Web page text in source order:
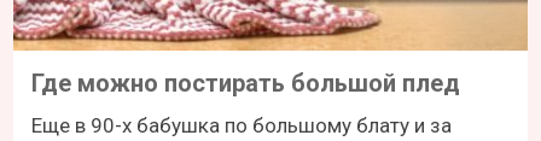
Где можно постирать большой плед
Еще в 90-х бабушка по большому блату и за